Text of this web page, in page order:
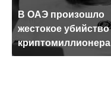
В ОАЭ произошло
жестокое убийство
криптомиллионера